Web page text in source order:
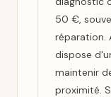
50 €,
réparation.
dispose
maintenir
proximité.